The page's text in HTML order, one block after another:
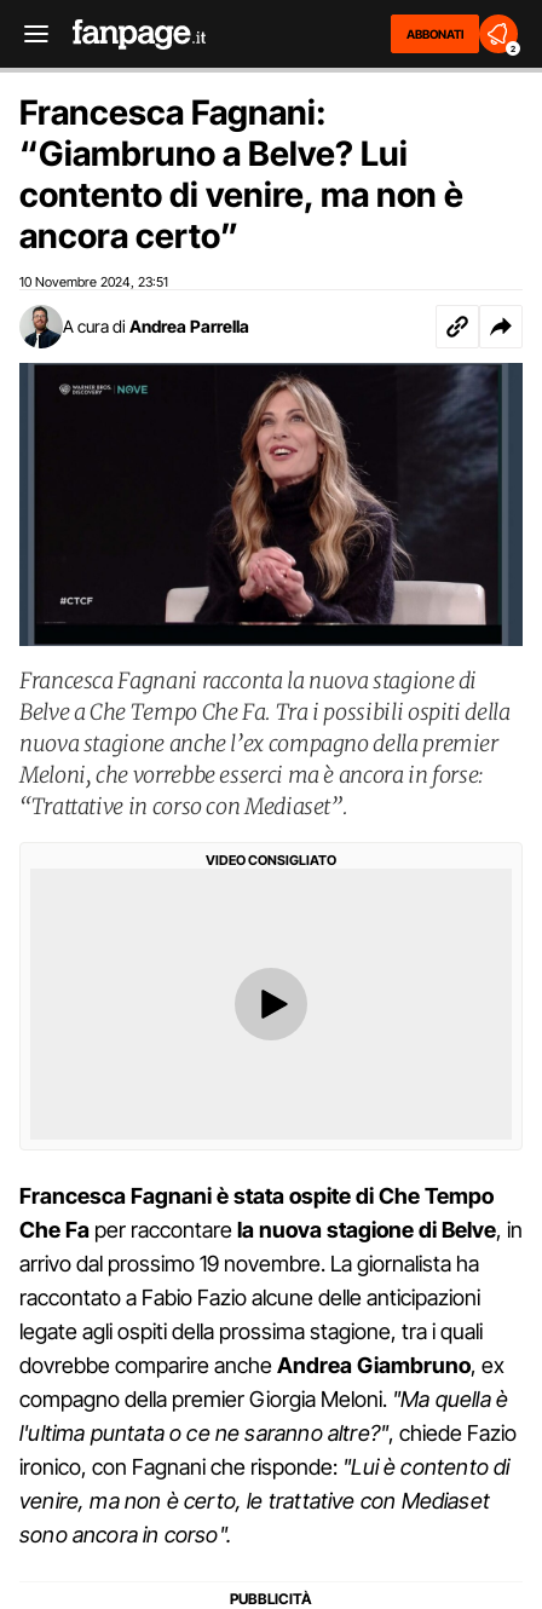
ABBONATI
2
Francesca Fagnani:
“Giambruno a Belve? Lui
contento di venire, ma non è
ancora certo”
10 Novembre 2024 23:51
A cura di Andrea Parrella
Francesca Fagnani racconta la nuova stagione di
Belve a Che Tempo Che Fa. Tra i possibili ospiti della
nuova stagione anche l’ex compagno della premier
Meloni, che vorrebbe esserci ma è ancora in forse:
“Trattative in corso con Mediaset”.
VIDEO CONSIGLIATO
Francesca Fagnani è stata ospite di Che Tempo
Che Fa per raccontarela nuova stagione di Belve, in
arrivo dal prossimo 19 novembre. La giornalista ha
raccontato a Fabio Fazio alcune delle anticipazioni
legate agli ospiti della prossima stagione, tra i quali
dovrebbe comparire ancheAndrea Giambruno, ex
compagno della premier Giorgia Meloni. "Ma quella è
l'ultima puntata o ce ne saranno altre?", chiede Fazio
ironico, con Fagnani che risponde: "Lui è contento di
venire, ma non è certo, le trattative con Mediaset
sono ancora in corso".